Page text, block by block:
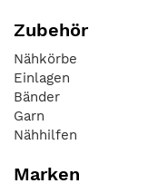
Zubehör
Nähkörbe
Einlagen
Bänder
Garn
Nähhilfen
Marken